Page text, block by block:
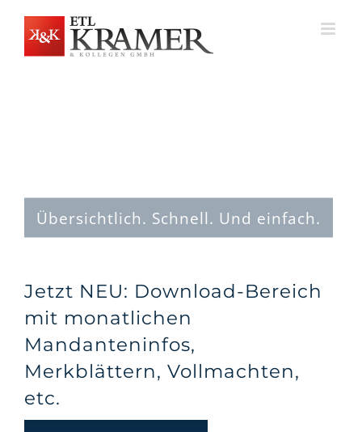
springen
Übersichtlich. Schnell. Und einfach.
Jetzt NEU: Download-Bereich
mit monatlichen
Mandanteninfos,
Merkblättern, Vollmachten,
etc.